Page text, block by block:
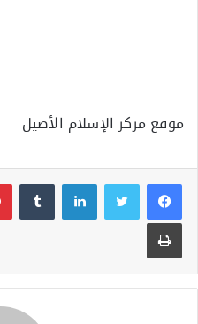
موقع مركز الإسلام الأصيل
لينكدإن
طباعة